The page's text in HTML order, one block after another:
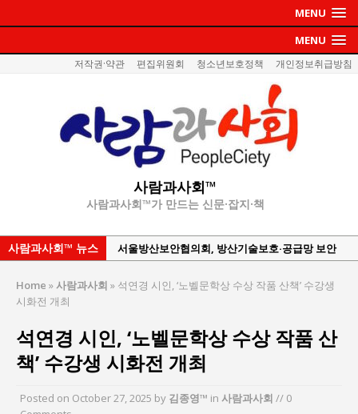
MENU
MENU
저작권·약관 편집위원회 청소년보호정책 개인정보취급방침
사람과사회™
사람과사회™가 만드는 신문·잡지·책
사람과사회™ 뉴스
서울방산보안협의회, 방산기술보호·공급망 보안
서효석 충청향우회중앙회 총재 취임 논란 확산
“7월 1일 의장 선출은 ‘위법’이다”
“엄마의 절박함과 ‘실무형 정치인’으로 생활정치 실
Home »사람과사회 » 석연경 시인, ‘노벨문학상 수상 작품 산책’ 수강생
시화전 개최
석연경 시인, ‘노벨문학상 수상 작품 산
책’ 수강생 시화전 개최
Posted on October 27, 2025 by 김종영™ in 사람과사회 // 0